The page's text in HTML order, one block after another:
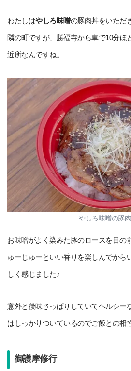
わたしはやしろ味噌の豚肉丼をいただ
隣の町ですが、勝福寺から車で10分ほ
近所なんですね。
やしろ味噌の豚
お味噌がよく染みた豚のロースを目の
ゅーじゅーといい香りを楽しんでから
しく感じました♪
意外と後味さっぱりしていてヘルシー
はしっかりついているのでご飯との相
御護摩修行